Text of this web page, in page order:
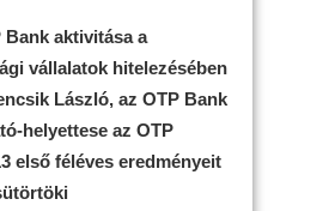
Bank aktivitása a
vállalatok hitelezésében
László, az OTP Bank
helyettese az OTP
első féléves eredményeit